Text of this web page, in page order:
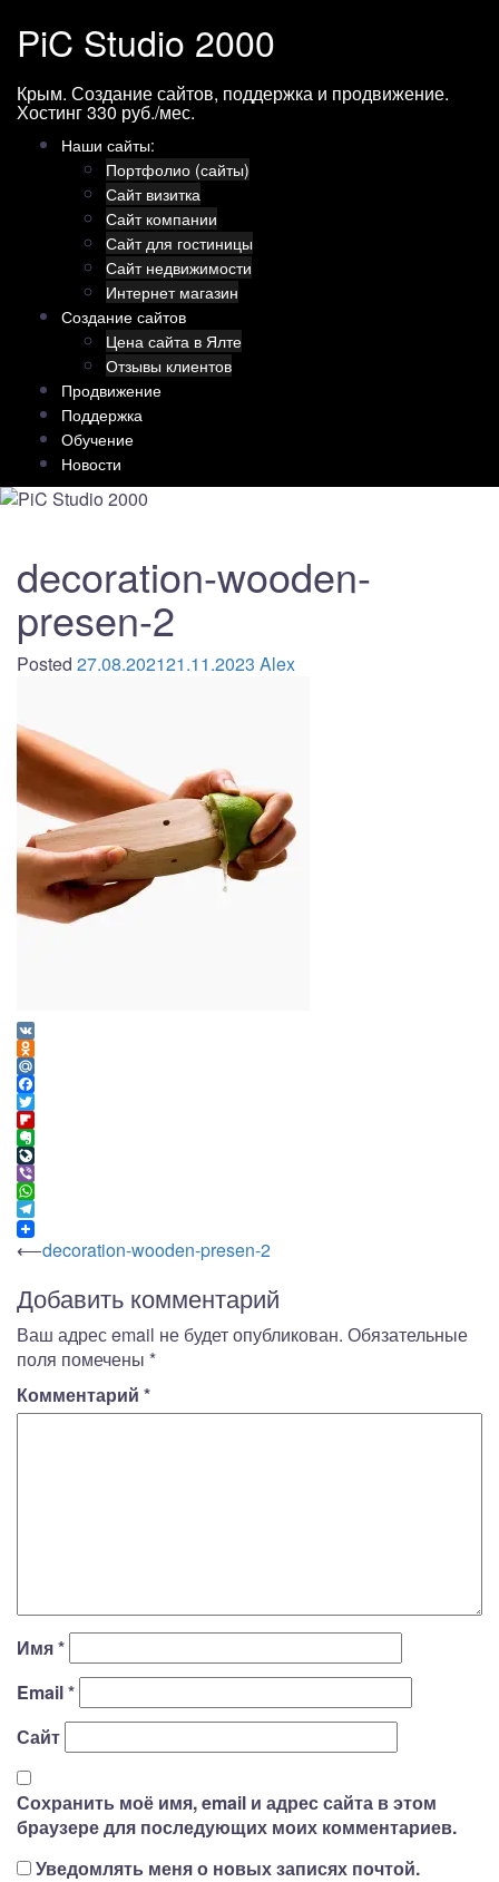
содержимому
PiC Studio 2000
Крым. Создание сайтов, поддержка и продвижение.
Хостинг 330 руб./мес.
Наши сайты:
Портфолио (сайты)
Сайт визитка
Сайт компании
Сайт для гостиницы
Сайт недвижимости
Интернет магазин
Создание сайтов
Цена сайта в Ялте
Отзывы клиентов
Продвижение
Поддержка
Обучение
Новости
decoration-wooden-
presen-2
Posted 27.08.202121.11.2023 Alex
VK
Odnoklassniki
Mail.Ru
Facebook
Twitter
Flipboard
Evernote
LiveJournal
Viber
WhatsApp
Telegram
Навигация
по
записям
⟵decoration-wooden-presen-2
Добавить комментарий
Ваш адрес email не будет опубликован. Обязательные
поля помечены *
Комментарий *
Имя*
Email*
Сайт
Сохранить моё имя, email и адрес сайта в этом
браузере для последующих моих комментариев.
Уведомлять меня о новых записях почтой.